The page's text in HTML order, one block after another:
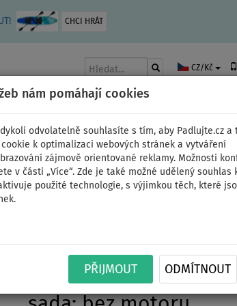
CHCI HRÁT
nám pomáhají cookies
odvolatelně souhlasíte s tím, aby Padlujte.cz a
k optimalizaci webových stránek a vytváření
zájmově orientované reklamy. Možnosti
v části „Více“. Zde je také možné udělený souhlas
použité technologie, s výjimkou těch, které
PŘIJMOUT ODMÍTNOUT
CZ/Kč
PÁDLA PLACHTY OBLEČENÍ
Člun GLADIATOR
nafukovací člun s